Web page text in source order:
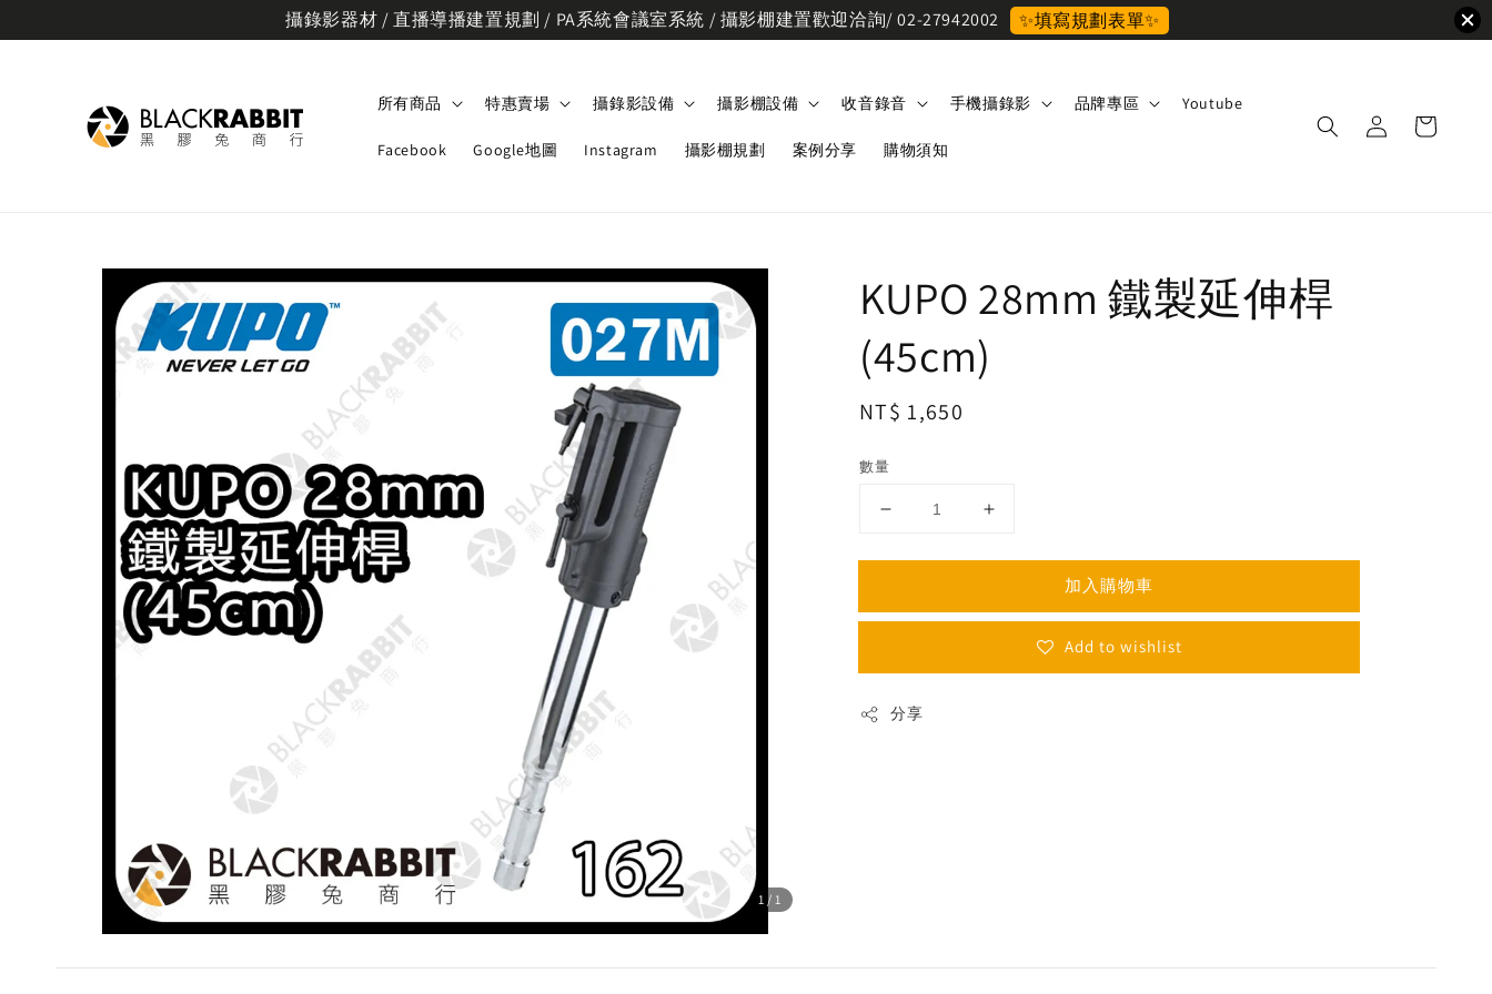
攝錄影器材 / 直播導播建置規劃 / PA系統會議室系統 / 攝影棚建置歡迎洽詢/ 02-27942002 ✨填寫規劃表單✨
所有商品 特惠賣場 攝錄影設備 攝影棚設備 收音錄音 手機攝錄影 品牌專區 Youtube
Facebook Google地圖 Instagram 攝影棚規劃 案例分享 購物須知
1/1
KUPO 28mm 鐵製延伸桿
(45cm)
Regular
NT$ 1,650
數量
加入購物車
Add to wishlist
分享